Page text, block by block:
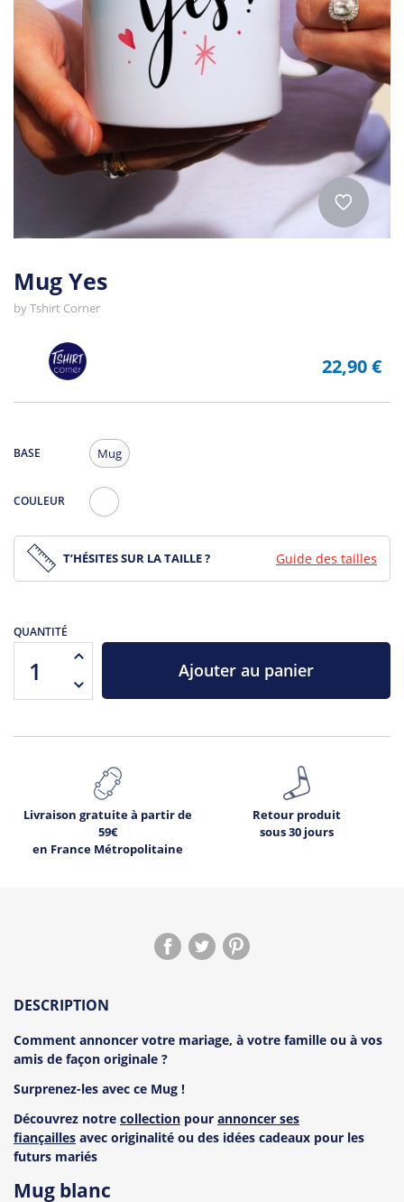
Mug Yes
byTshirt Corner
22,90 €
BASE Mug
COULEUR
T’HÉSITES SUR LA TAILLE ? Guide des tailles
QUANTITÉ
Ajouter au panier
Livraison gratuite à partir de
59€
en France Métropolitaine
Retour produit
sous 30 jours
DESCRIPTION
Comment annoncer votre mariage, à votre famille ou à vos
amis de façon originale ?
Surprenez-les avec ce Mug !
Découvrez notre collection pour annoncer ses
fiançailles avec originalité ou des idées cadeaux pour les
futurs mariés
Mug blanc